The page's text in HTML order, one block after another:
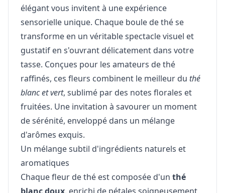
élégant vous invitent à une expérience
sensorielle unique. Chaque boule de thé se
transforme en un véritable spectacle visuel et
gustatif en s'ouvrant délicatement dans votre
tasse. Conçues pour les amateurs de thé
raffinés, ces fleurs combinent le meilleur du thé
blanc et vert, sublimé par des notes florales et
fruitées. Une invitation à savourer un moment
de sérénité, enveloppé dans un mélange
d'arômes exquis.
Un mélange subtil d'ingrédients naturels et
aromatiques
Chaque fleur de thé est composée d'un thé
blanc doux, enrichi de pétales soigneusement